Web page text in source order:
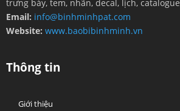
trưng bày, tem, nhãn, decal, lịch,
Email: info@binhminhpat.com
Website: www.baobibinhminh.vn
Thông tin
Giới thiệu